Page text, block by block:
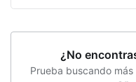
Sala de
Sombrillas de
¿No
Prueba buscando